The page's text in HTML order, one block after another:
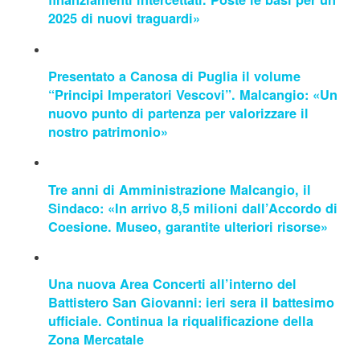
2025 di nuovi traguardi»
Presentato a Canosa di Puglia il volume
“Principi Imperatori Vescovi”. Malcangio: «Un
nuovo punto di partenza per valorizzare il
nostro patrimonio»
Tre anni di Amministrazione Malcangio, il
Sindaco: «In arrivo 8,5 milioni dall’Accordo di
Coesione. Museo, garantite ulteriori risorse»
Una nuova Area Concerti all’interno del
Battistero San Giovanni: ieri sera il battesimo
ufficiale. Continua la riqualificazione della
Zona Mercatale